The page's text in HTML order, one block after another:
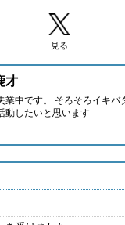
見る
才
業中です。 そろそろイキバ
動したいと思います